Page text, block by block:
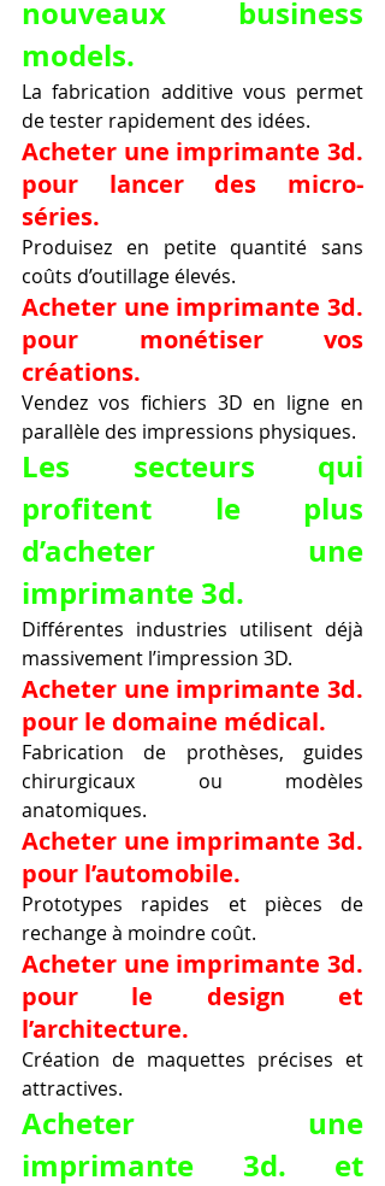
nouveaux business
models.
La fabrication additive vous permet
de tester rapidement des idées.
Acheter une imprimante 3d.
pour lancer des micro-
séries.
Produisez en petite quantité sans
coûts d’outillage élevés.
Acheter une imprimante 3d.
pour monétiser vos
créations.
Vendez vos fichiers 3D en ligne en
parallèle des impressions physiques.
Les secteurs qui
profitent le plus
d’acheter une
imprimante 3d.
Différentes industries utilisent déjà
massivement l’impression 3D.
Acheter une imprimante 3d.
pour le domaine médical.
Fabrication de prothèses, guides
chirurgicaux ou modèles
anatomiques.
Acheter une imprimante 3d.
pour l’automobile.
Prototypes rapides et pièces de
rechange à moindre coût.
Acheter une imprimante 3d.
pour le design et
l’architecture.
Création de maquettes précises et
attractives.
Acheter une
imprimante 3d. et